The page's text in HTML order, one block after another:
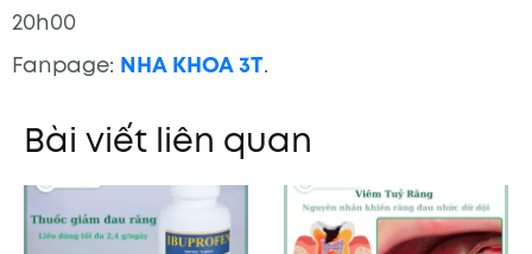
20h00
Fanpage: NHA KHOA 3T.
Bài viết liên quan